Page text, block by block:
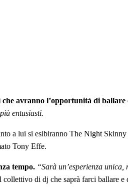
avranno l’opportunità di ballare
entusiasti.
a lui si esibiranno The Night
Tony Effe.
tempo. “Sarà un’esperienza
di dj che saprà farci ballare